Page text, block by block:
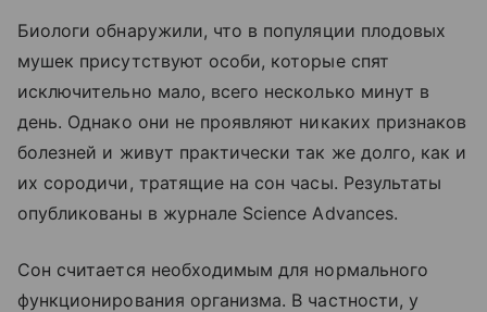
Биологи обнаружили, что в популяции плодовых
мушек присутствуют особи, которые спят
исключительно мало, всего несколько минут в
день. Однако они не проявляют никаких признаков
болезней и живут практически так же долго, как и
их сородичи, тратящие на сон часы. Результаты
опубликованы в журнале Science Advances.
Сон считается необходимым для нормального
функционирования организма. В частности, у